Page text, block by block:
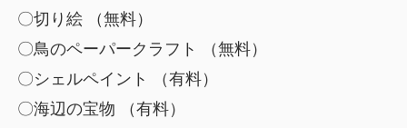
〇切り絵 （無料）
〇鳥のペーパークラフト （無料）
〇シェルペイント （有料）
〇海辺の宝物 （有料）